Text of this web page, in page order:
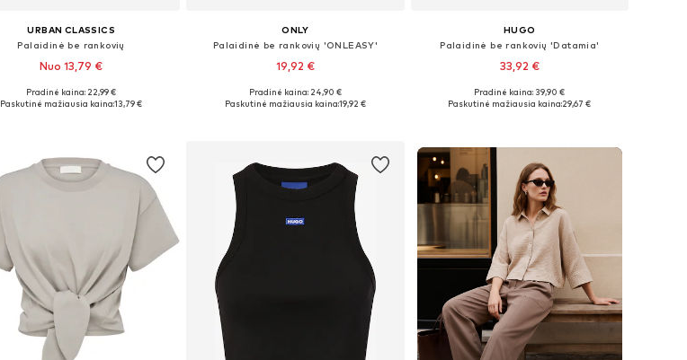
URBAN CLASSICS
Palaidinė be rankovių
Nuo 13,79 €
Yra daugybė dydžių
Pradinė kaina: 22,99 €
Paskutinė mažiausia kaina:13,79 €
ONLY
Palaidinė be rankovių 'ONLEASY'
19,92 €
Galimi dydžiai: XS, S, M, L, XL
Pradinė kaina: 24,90 €
Paskutinė mažiausia kaina:19,92 €
HUGO
Palaidinė be rankovių 'Datamia'
33,92 €
+1
Galimi dydžiai: XS, S, M, L, XL, XXL
Pradinė kaina: 39,90 €
Paskutinė mažiausia kaina:29,67 €